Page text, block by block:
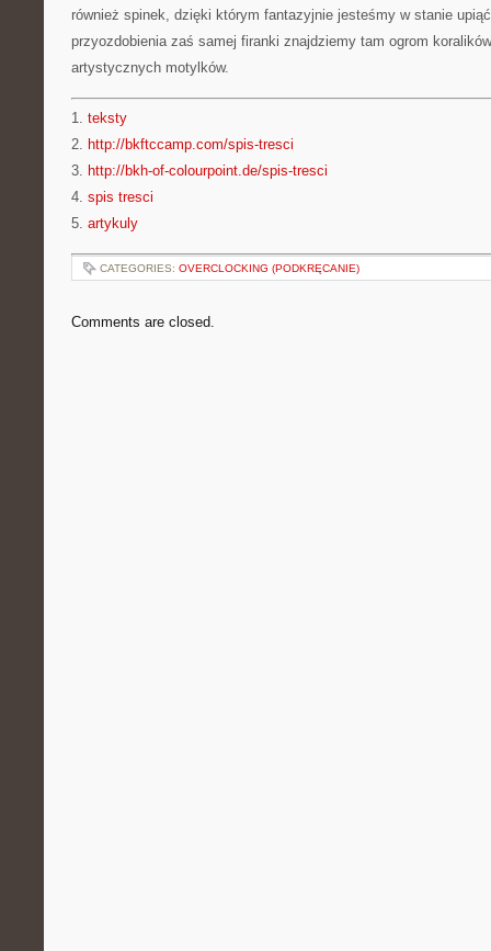
również spinek, dzięki którym fantazyjnie jesteśmy w stanie
przyozdobienia zaś samej firanki znajdziemy tam ogrom
artystycznych motylków.
1. teksty
2. http://bkftccamp.com/spis-tresci
3. http://bkh-of-colourpoint.de/spis-tresci
4. spis tresci
5. artykuly
CATEGORIES: OVERCLOCKING (PODKRĘCANIE)
Comments are closed.